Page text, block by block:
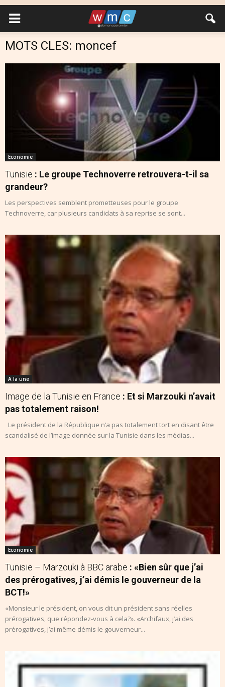
MOTS CLES: moncef
Economie
Tunisie : Le groupe Technoverre retrouvera-t-il sa
grandeur?
Les perspectives semblent prometteuses pour le groupe
Technoverre, car plusieurs candidats à sa reprise se sont...
A la une
Image de la Tunisie en France : Et si Marzouki n’avait
pas totalement raison!
Le président de la République n’a pas totalement tort en disant être
scandalisé de l’image donnée sur la Tunisie dans les médias...
Economie
Tunisie – Marzouki à BBC arabe : «Bien sûr que j’ai
des prérogatives, j’ai démis le gouverneur de la
BCT!»
«Monsieur le président, on vous dit un président sans réelles
prérogatives, que répondez-vous à cela?». «Archifaux, j’ai des
prérogatives, j’ai même démis le gouverneur...